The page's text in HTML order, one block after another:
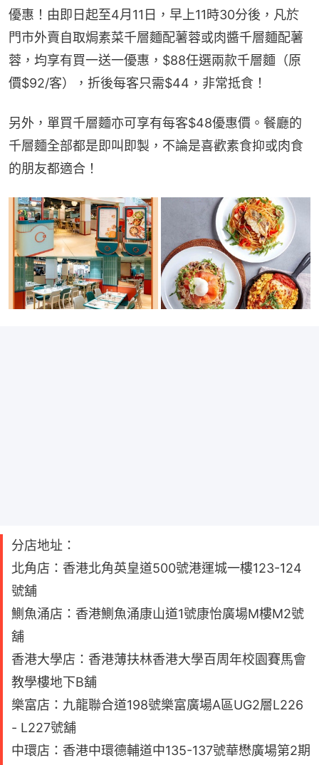
優惠！由即日起至4月11日，早上11時30分後，凡於
門市外賣自取焗素菜千層麵配薯蓉或肉醬千層麵配薯
蓉，均享有買一送一優惠，$88任選兩款千層麵（原
價$92/客），折後每客只需$44，非常抵食！
另外，單買千層麵亦可享有每客$48優惠價。餐廳的
千層麵全部都是即叫即製，不論是喜歡素食抑或肉食
的朋友都適合！
分店地址：
北角店：香港北角英皇道500號港運城一樓123-124
號舖
鰂魚涌店：香港鰂魚涌康山道1號康怡廣場M樓M2號
舖
香港大學店：香港薄扶林香港大學百周年校園賽馬會
教學樓地下B舖
樂富店：九龍聯合道198號樂富廣場A區UG2層L226
- L227號舖
中環店：香港中環德輔道中135-137號華懋廣場第2期